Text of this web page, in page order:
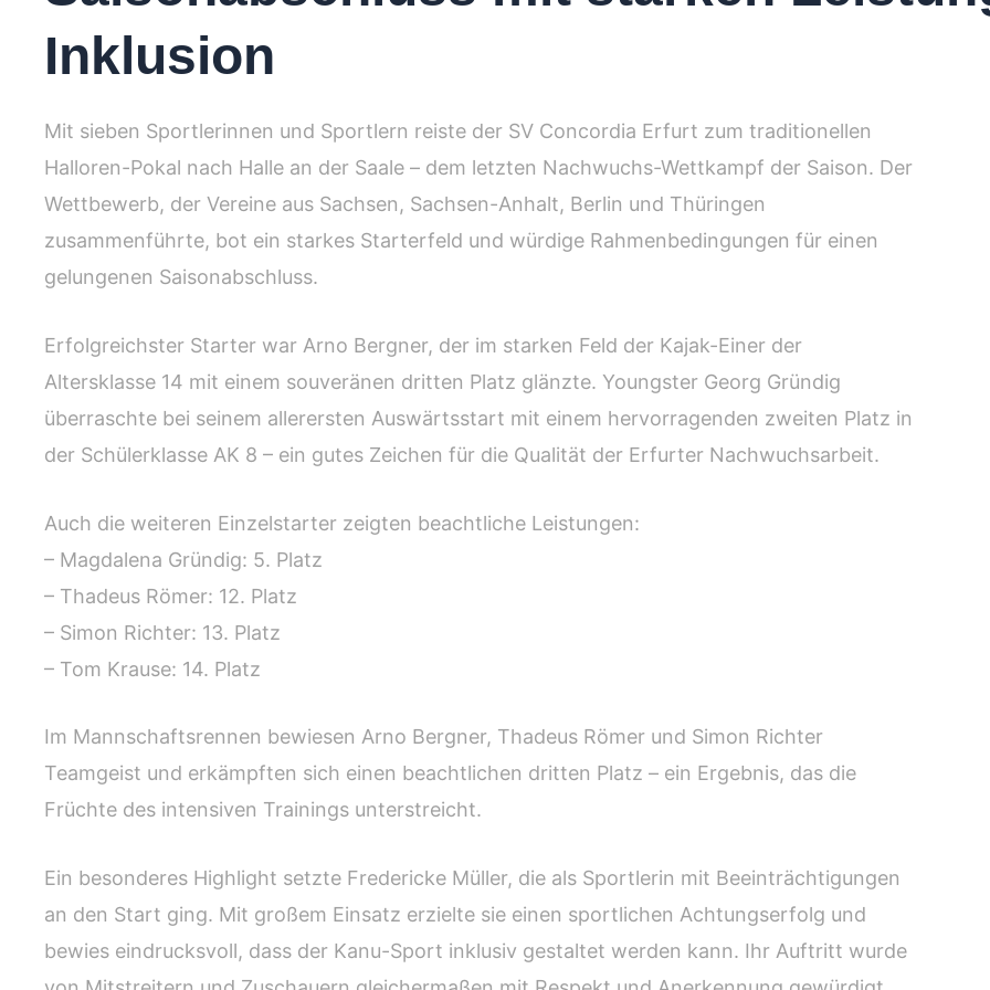
Inklusion
Mit sieben Sportlerinnen und Sportlern reiste der SV Concordia Erfurt zum traditionellen
Halloren-Pokal nach Halle an der Saale – dem letzten Nachwuchs-Wettkampf der Saison. Der
Wettbewerb, der Vereine aus Sachsen, Sachsen-Anhalt, Berlin und Thüringen
zusammenführte, bot ein starkes Starterfeld und würdige Rahmenbedingungen für einen
gelungenen Saisonabschluss.
Erfolgreichster Starter war Arno Bergner, der im starken Feld der Kajak-Einer der
Altersklasse 14 mit einem souveränen dritten Platz glänzte. Youngster Georg Gründig
überraschte bei seinem allerersten Auswärtsstart mit einem hervorragenden zweiten Platz in
der Schülerklasse AK 8 – ein gutes Zeichen für die Qualität der Erfurter Nachwuchsarbeit.
Auch die weiteren Einzelstarter zeigten beachtliche Leistungen:
– Magdalena Gründig: 5. Platz
– Thadeus Römer: 12. Platz
– Simon Richter: 13. Platz
– Tom Krause: 14. Platz
Im Mannschaftsrennen bewiesen Arno Bergner, Thadeus Römer und Simon Richter
Teamgeist und erkämpften sich einen beachtlichen dritten Platz – ein Ergebnis, das die
Früchte des intensiven Trainings unterstreicht.
Ein besonderes Highlight setzte Fredericke Müller, die als Sportlerin mit Beeinträchtigungen
an den Start ging. Mit großem Einsatz erzielte sie einen sportlichen Achtungserfolg und
bewies eindrucksvoll, dass der Kanu-Sport inklusiv gestaltet werden kann. Ihr Auftritt wurde